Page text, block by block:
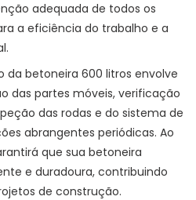
adequada de todos os
a eficiência do trabalho e a
da betoneira 600 litros envolve
das partes móveis, verificação
das rodas e do sistema de
abrangentes periódicas. Ao
que sua betoneira
e duradoura, contribuindo
de construção.